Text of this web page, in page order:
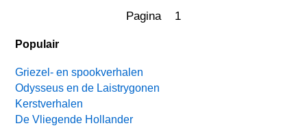
Pagina 1
Populair
Griezel- en spookverhalen
Odysseus en de Laistrygonen
Kerstverhalen
De Vliegende Hollander